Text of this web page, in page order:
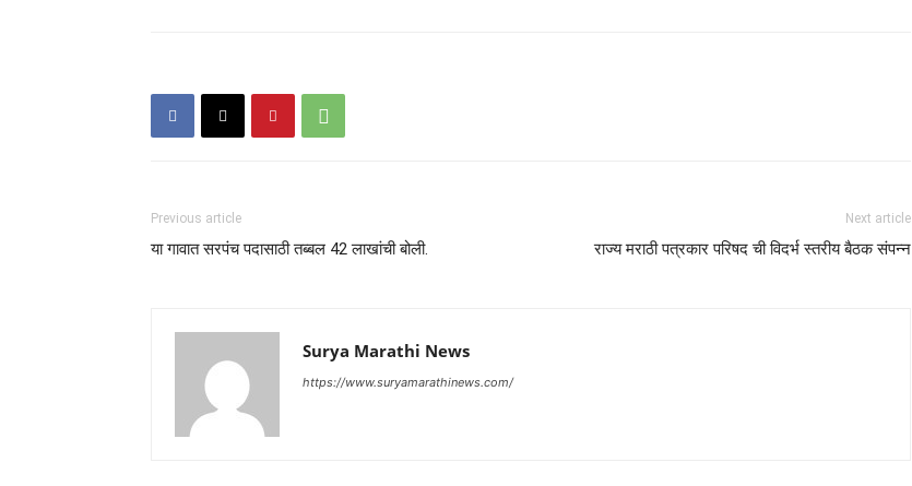
Previous article
या गावात सरपंच पदासाठी तब्बल 42 लाखांची बोली.
Next article
राज्य मराठी पत्रकार परिषद ची विदर्भ स्तरीय बैठक संपन्न
Surya Marathi News
https://www.suryamarathinews.com/